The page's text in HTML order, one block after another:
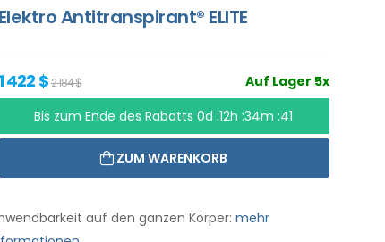
Elektro Antitranspirant® ELITE
Auf Lager 5x
1 422 $2 184 $
Bis zum Ende des Rabatts 0d :12h :34m :40
ZUM WARENKORB
auf den ganzen Körper: mehr